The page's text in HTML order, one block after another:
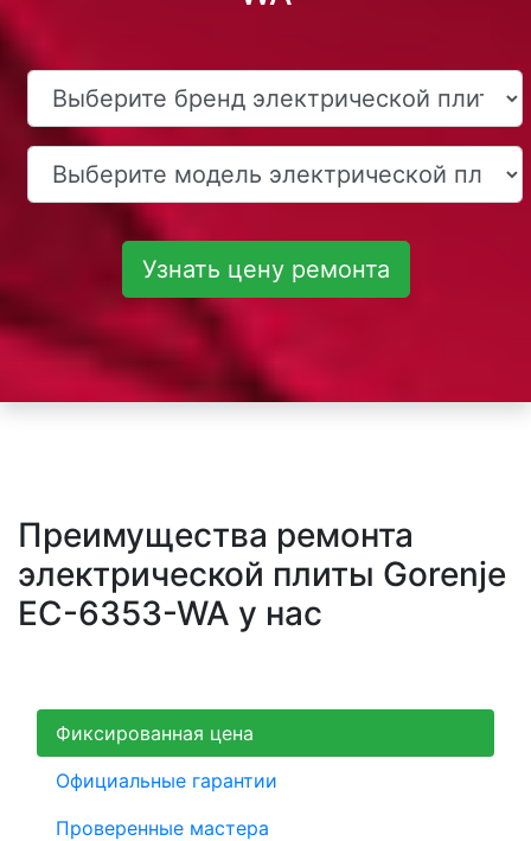
Узнать цену ремонта
Преимущества ремонта
электрической плиты Gorenje
EC-6353-WA у нас
Фиксированная цена
Официальные гарантии
Проверенные мастера